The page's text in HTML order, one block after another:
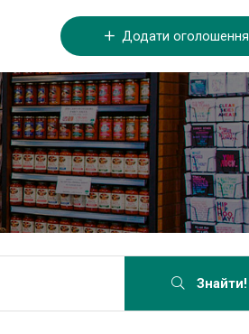
Додати оголошення
Знайти!